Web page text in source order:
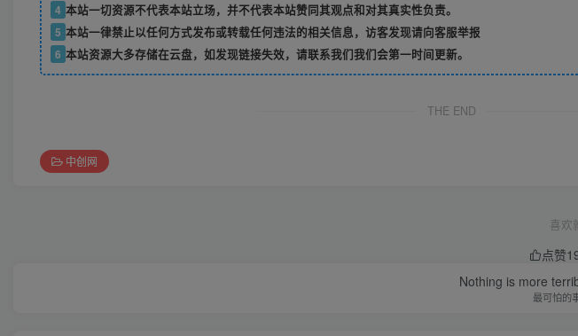
4 本站一切资源不代表本站立场，并不代表本站赞同其观点和对其真实性负责。
5 本站一律禁止以任何方式发布或转载任何违法的相关信息，访客发现请向客服举报
6 本站资源大多存储在云盘，如发现链接失效，请联系我们我们会第一时间更新。
THE END
中创网
喜欢
点赞
Nothing is more
最可怕的